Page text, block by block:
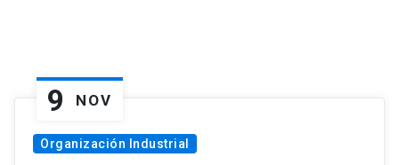
9 NOV
Organización Industrial